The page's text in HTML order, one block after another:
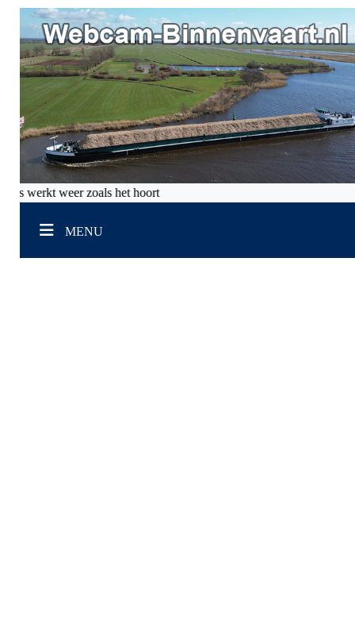
werkt weer zoals het hoort
MENU